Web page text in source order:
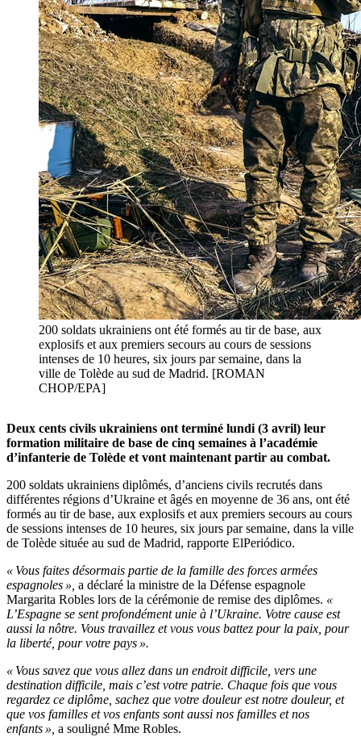
200 soldats ukrainiens ont été formés au tir de base, aux
explosifs et aux premiers secours au cours de sessions
intenses de 10 heures, six jours par semaine, dans la
ville de Tolède au sud de Madrid. [ROMAN
CHOP/EPA]
Deux cents civils ukrainiens ont terminé lundi (3 avril) leur
formation militaire de base de cinq semaines à l’académie
d’infanterie de Tolède et vont maintenant partir au combat.
200 soldats ukrainiens diplômés, d’anciens civils recrutés dans
différentes régions d’Ukraine et âgés en moyenne de 36 ans, ont été
formés au tir de base, aux explosifs et aux premiers secours au cours
de sessions intenses de 10 heures, six jours par semaine, dans la ville
de Tolède située au sud de Madrid, rapporte ElPeriódico.
« Vous faites désormais partie de la famille des forces armées
espagnoles », a déclaré la ministre de la Défense espagnole
Margarita Robles lors de la cérémonie de remise des diplômes. «
L’Espagne se sent profondément unie à l’Ukraine. Votre cause est
aussi la nôtre. Vous travaillez et vous vous battez pour la paix, pour
la liberté, pour votre pays ».
« Vous savez que vous allez dans un endroit difficile, vers une
destination difficile, mais c’est votre patrie. Chaque fois que vous
regardez ce diplôme, sachez que votre douleur est notre douleur, et
que vos familles et vos enfants sont aussi nos familles et nos
enfants », a souligné Mme Robles.